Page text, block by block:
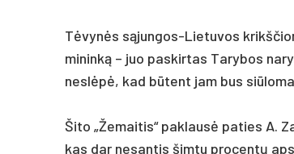
Tėvynės sąjun­gos-Lie­tu­vos
mi­ninką – juo pa­skir­tas Ta­ry­bos
ne­slėpė, kad būtent jam bus
Ši­to „Že­mai­tis“ pa­klausė pa­ties A.
kas dar ne­san­tis šim­tu pro­centų